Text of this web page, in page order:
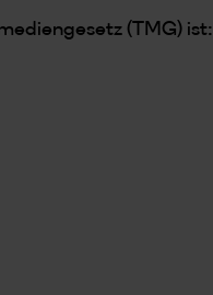
(TMG) ist: